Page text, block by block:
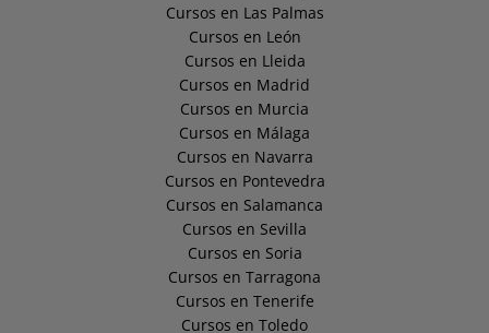
Cursos en Las Palmas
Cursos en León
Cursos en Lleida
Cursos en Madrid
Cursos en Murcia
Cursos en Málaga
Cursos en Navarra
Cursos en Pontevedra
Cursos en Salamanca
Cursos en Sevilla
Cursos en Soria
Cursos en Tarragona
Cursos en Tenerife
Cursos en Toledo